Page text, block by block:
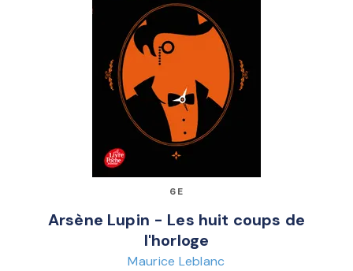
6E
Arsène Lupin - Les huit coups de
l'horloge
Maurice Leblanc